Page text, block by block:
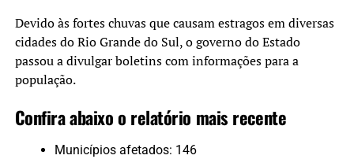
a aplicação dos recursos.
Cada projeto é analisado
tecnicamente e validado
pelo Comitê Científico,
para assegurar que
Devido às fortes chuvas que causam estragos em diversas
cidades do Rio Grande do Sul, o governo do Estado
passou a divulgar boletins com informações para a
população.
Confira abaixo o relatório mais recente
Municípios afetados: 146